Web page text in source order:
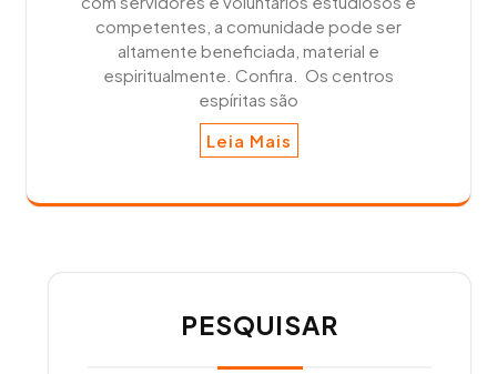
competentes, a comunidade pode ser
altamente beneficiada, material e
espiritualmente. Confira. Os centros
espíritas são
Leia Mais
PESQUISAR